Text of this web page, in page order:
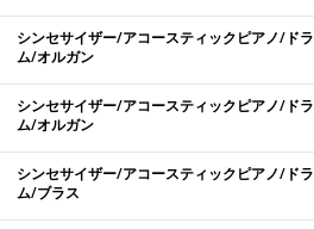
シンセサイザー/アコースティックピアノ/ドラ
ム/オルガン
シンセサイザー/アコースティックピアノ/ドラ
ム/オルガン
シンセサイザー/アコースティックピアノ/ドラ
ム/ブラス